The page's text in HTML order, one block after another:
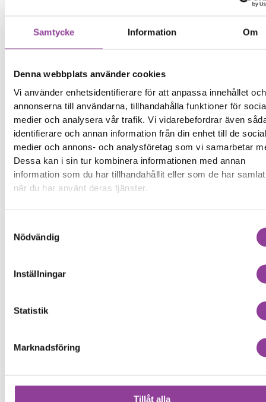
Samtycke Information Om
Denna webbplats använder cookies
Vi använder enhetsidentifierare för att anpassa innehållet och
annonserna till användarna, tillhandahålla funktioner för
medier och analysera vår trafik. Vi vidarebefordrar även
identifierare och annan information från din enhet till de
medier och annons- och analysföretag som vi samarbetar
Dessa kan i sin tur kombinera informationen med annan
information som du har tillhandahållit eller som de har
när du har använt deras tjänster.
Nödvändig
Inställningar
Statistik
Marknadsföring
Tillåt alla